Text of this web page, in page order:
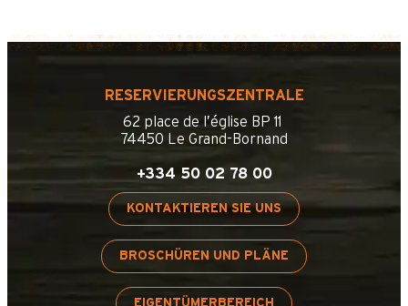
OpenStreetMap
RESERVIERUNGSZENTRALE
62 place de l’église BP 11
74450 Le Grand-Bornand
+334 50 02 78 00
KONTAKTIEREN SIE UNS
BROSCHÜREN UND PLÄNE
EIGENTÜMERBEREICH